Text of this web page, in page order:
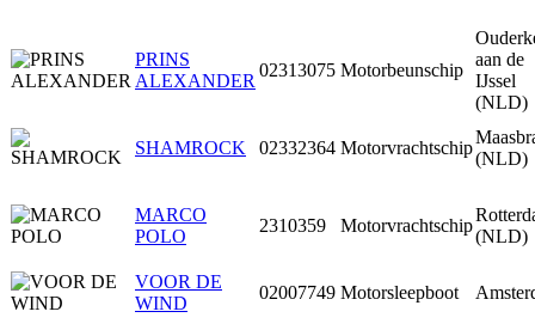
PRINS
ALEXANDER
02313075 Motorbeunschip
aan de
IJssel
(NLD)
SHAMROCK 02332364 Motorvrachtschip
(NLD)
MARCO
POLO
2310359 Motorvrachtschip
(NLD)
VOOR DE
WIND
02007749 Motorsleepboot